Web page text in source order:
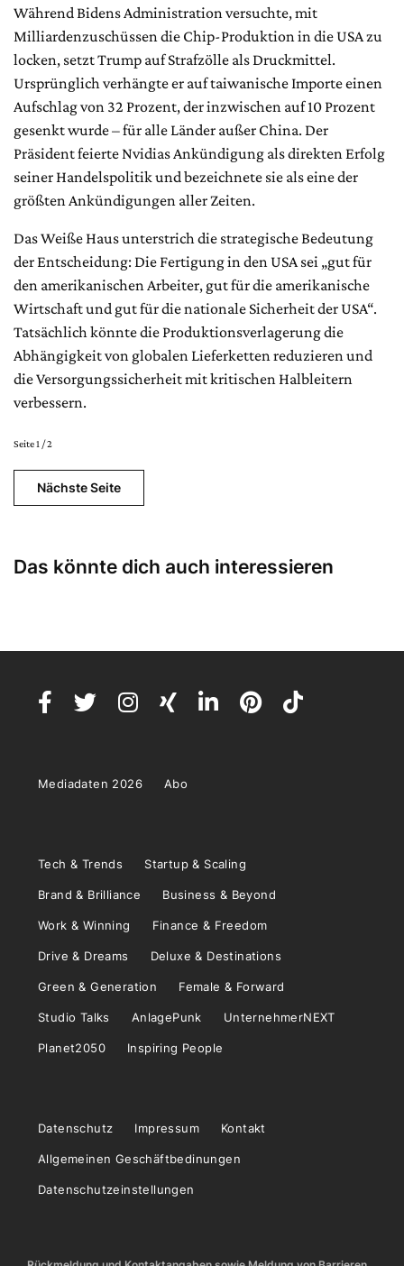
Während Bidens Administration versuchte, mit
Milliardenzuschüssen die Chip-Produktion in die USA zu
locken, setzt Trump auf Strafzölle als Druckmittel.
Ursprünglich verhängte er auf taiwanische Importe einen
Aufschlag von 32 Prozent, der inzwischen auf 10 Prozent
gesenkt wurde – für alle Länder außer China. Der
Präsident feierte Nvidias Ankündigung als direkten Erfolg
seiner Handelspolitik und bezeichnete sie als eine der
größten Ankündigungen aller Zeiten.
Das Weiße Haus unterstrich die strategische Bedeutung
der Entscheidung: Die Fertigung in den USA sei „gut für
den amerikanischen Arbeiter, gut für die amerikanische
Wirtschaft und gut für die nationale Sicherheit der USA“.
Tatsächlich könnte die Produktionsverlagerung die
Abhängigkeit von globalen Lieferketten reduzieren und
die Versorgungssicherheit mit kritischen Halbleitern
verbessern.
Seite 1 / 2
Nächste Seite
Das könnte dich auch interessieren
Mediadaten 2026 Abo
Tech & Trends Startup & Scaling
Brand & Brilliance Business & Beyond
Work & Winning Finance & Freedom
Drive & Dreams Deluxe & Destinations
Green & Generation Female & Forward
Studio Talks AnlagePunk UnternehmerNEXT
Planet2050 Inspiring People
Datenschutz Impressum Kontakt
Allgemeinen Geschäftbedinungen
Datenschutzeinstellungen